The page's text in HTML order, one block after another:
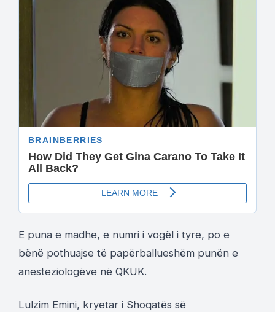
E puna e madhe, e numri i vogël i tyre, po e
bënë pothuajse të papërballueshëm punën e
anesteziologëve në QKUK.
Lulzim Emini, kryetar i Shoqatës së